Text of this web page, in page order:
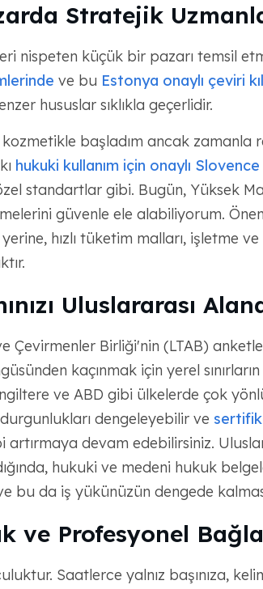
Stratejik
nispeten küçük bir pazarı temsil
ve bu Estonya onaylı çeviri
hususlar sıklıkla geçerlidir.
kozmetikle başladım ancak zamanla
hukuki kullanım için onaylı
standartlar gibi. Bugün, Yüksek
güvenle ele alabiliyorum.
hızlı tüketim malları, işletme
Uluslararası
Çevirmenler Birliği'nin (LTAB)
kaçınmak için yerel sınırların
ve ABD gibi ülkelerde çok
dengeleyebilir ve
artırmaya devam edebilirsiniz.
hukuki ve medeni hukuk
bu da iş yükünüzün dengede
ve Profesyonel
Saatlerce yalnız başınıza,